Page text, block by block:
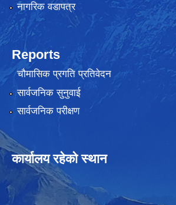
नागरिक वडापत्र
Reports
चौमासिक प्रगति प्रतिवेदन
सार्वजनिक सुनुवाई
सार्वजनिक परीक्षण
कार्यालय रहेको स्थान